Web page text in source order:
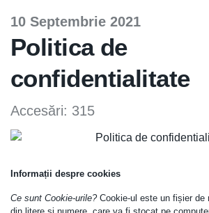
Politica de
confidentialitate
10 Septembrie 2021
Accesări: 315
Informații despre cookies
Ce sunt Cookie-urile?Cookie-ul este un fișier de